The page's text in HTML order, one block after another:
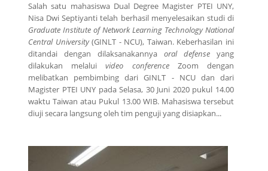
Salah satu mahasiswa Dual Degree Magister PTEI UNY,
Nisa Dwi Septiyanti telah berhasil menyelesaikan studi di
Graduate Institute of Network Learning Technology National
Central University(GINLT - NCU), Taiwan. Keberhasilan ini
ditandai dengan dilaksanakannya oral defense yang
dilakukan melaluivideo conferenceZoom dengan
melibatkan pembimbing dari GINLT - NCU dan dari
Magister PTEI UNY pada Selasa, 30 Juni 2020 pukul 14.00
waktu Taiwan atau Pukul 13.00 WIB. Mahasiswa tersebut
diuji secara langsung oleh tim penguji yang disiapkan...